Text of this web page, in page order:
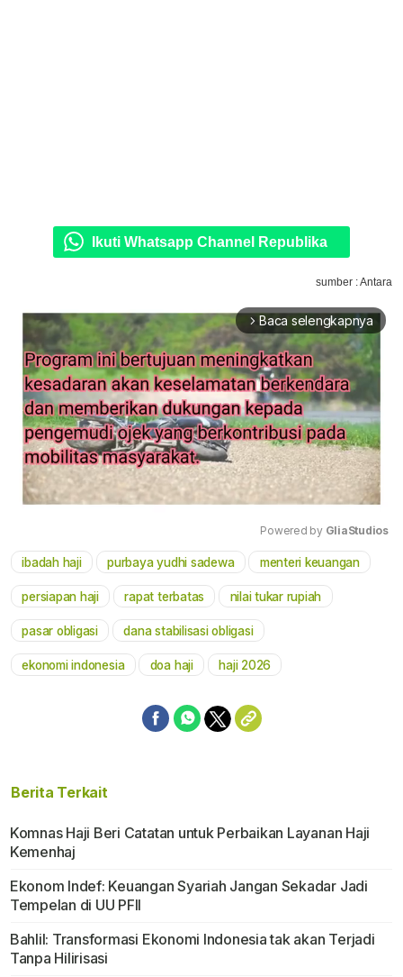
Ikuti Whatsapp Channel Republika
sumber : Antara
arrow_forward_ios Baca selengkapnya
Mute
Powered by GliaStudios
ibadah haji purbaya yudhi sadewa menteri keuangan
persiapan haji rapat terbatas nilai tukar rupiah
pasar obligasi dana stabilisasi obligasi
ekonomi indonesia doa haji haji 2026
Berita Terkait
Komnas Haji Beri Catatan untuk Perbaikan Layanan Haji
Kemenhaj
Ekonom Indef: Keuangan Syariah Jangan Sekadar Jadi
Tempelan di UU PFII
Bahlil: Transformasi Ekonomi Indonesia tak akan Terjadi
Tanpa Hilirisasi